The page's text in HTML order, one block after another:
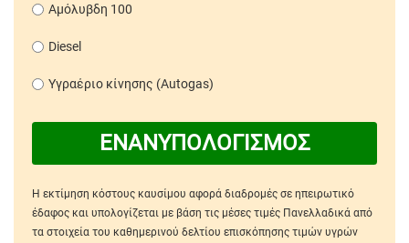
Αμόλυβδη 100
Diesel
Υγραέριο κίνησης (Autogas)
ΕΝΑΝΥΠΟΛΟΓΙΣΜΟΣ
Η εκτίμηση κόστους καυσίμου αφορά διαδρομές σε ηπειρωτικό
έδαφος και υπολογίζεται με βάση τις μέσες τιμές Πανελλαδικά από
τα στοιχεία του καθημερινού δελτίου επισκόπησης τιμών υγρών